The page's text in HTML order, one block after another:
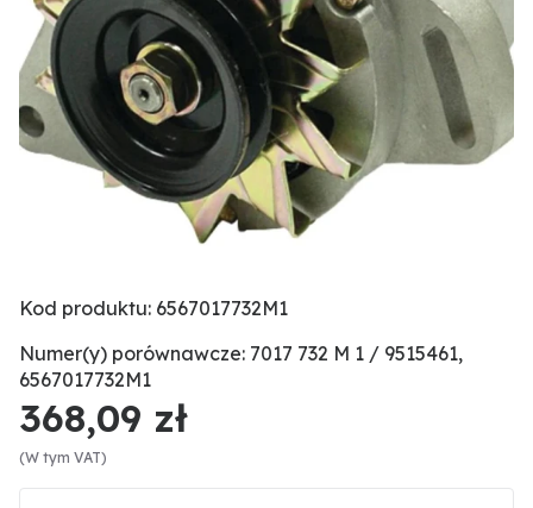
Kod produktu: 6567017732M1
Numer(y) porównawcze: 7017 732 M 1 / 9515461,
6567017732M1
368,09 zł
(W tym VAT)